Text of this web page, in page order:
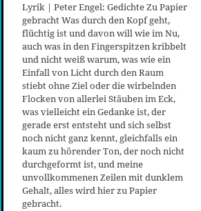
Lyrik | Peter Engel: Gedichte Zu Papier
gebracht Was durch den Kopf geht,
flüchtig ist und davon will wie im Nu,
auch was in den Fingerspitzen kribbelt
und nicht weiß warum, was wie ein
Einfall von Licht durch den Raum
stiebt ohne Ziel oder die wirbelnden
Flocken von allerlei Stäuben im Eck,
was vielleicht ein Gedanke ist, der
gerade erst entsteht und sich selbst
noch nicht ganz kennt, gleichfalls ein
kaum zu hörender Ton, der noch nicht
durchgeformt ist, und meine
unvollkommenen Zeilen mit dunklem
Gehalt, alles wird hier zu Papier
gebracht.